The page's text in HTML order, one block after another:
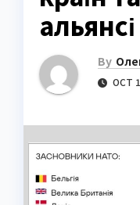
альянсі
By
OCT